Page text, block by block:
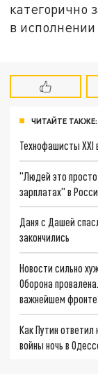
категорично
в исполнении
ЧИТАЙТЕ ТАКЖЕ:
Технофашисты XXI
"Людей это
зарплатах" в
Даня с Дашей
закончились
Новости сильно
Оборона
важнейшем
Как Путин
войны ночь в